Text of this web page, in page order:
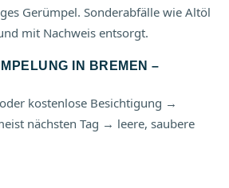
Gerümpel. Sonderabfälle wie Altöl
mit Nachweis entsorgt.
IN BREMEN –
kostenlose Besichtigung →
nächsten Tag → leere, saubere